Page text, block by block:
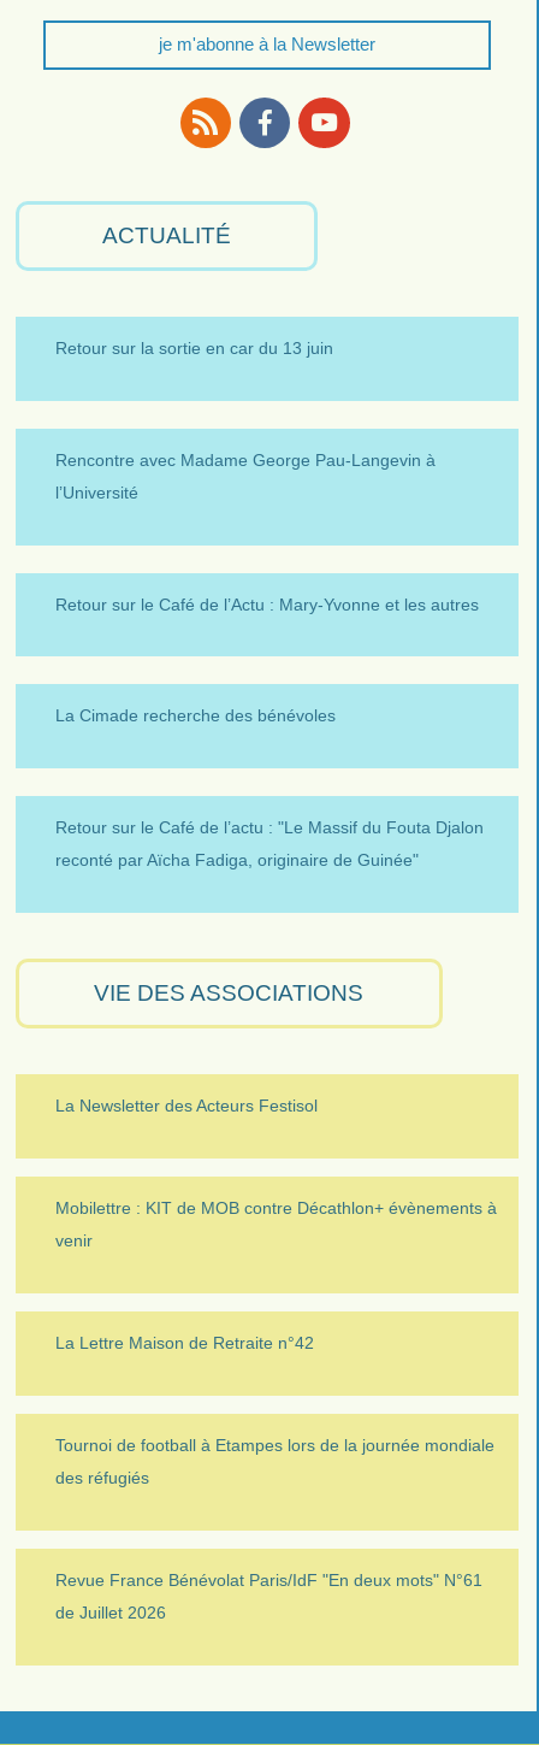
je m'abonne à la Newsletter
ACTUALITÉ
Retour sur la sortie en car du 13 juin
Rencontre avec Madame George Pau-Langevin à
l’Université
Retour sur le Café de l’Actu : Mary-Yvonne et les autres
La Cimade recherche des bénévoles
Retour sur le Café de l’actu : "Le Massif du Fouta Djalon
reconté par Aïcha Fadiga, originaire de Guinée"
VIE DES ASSOCIATIONS
La Newsletter des Acteurs Festisol
Mobilettre : KIT de MOB contre Décathlon+ évènements à
venir
La Lettre Maison de Retraite n°42
Tournoi de football à Etampes lors de la journée mondiale
des réfugiés
Revue France Bénévolat Paris/IdF "En deux mots" N°61
de Juillet 2026